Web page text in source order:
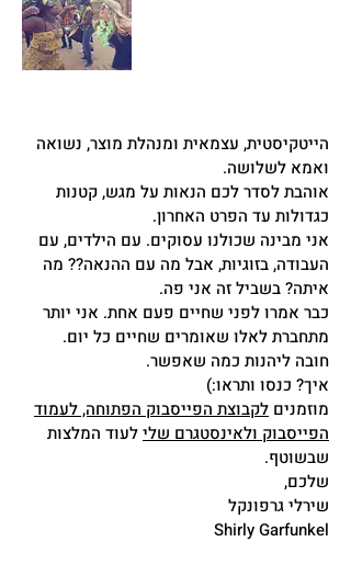
הייטקיסטית, עצמאית ומנהלת מוצר, נשואה
ואמא לשלושה.
אוהבת לסדר לכם הנאות על מגש, קטנות
כגדולות עד הפרט האחרון.
אני מבינה שכולנו עסוקים. עם הילדים, עם
העבודה, בזוגיות, אבל מה עם ההנאה?? מה
איתה? בשביל זה אני פה.
כבר אמרו לפני שחיים פעם אחת. אני יותר
מתחברת לאלו שאומרים שחיים כל יום.
חובה ליהנות כמה שאפשר.
איך? כנסו ותראו:)
מוזמנים לקבוצת הפייסבוק הפתוחה,לעמוד
הפייסבוק ולאינסטגרם שלילעוד המלצות
שבשוטף.
שלכם,
שירלי גרפונקל
Shirly Garfunkel